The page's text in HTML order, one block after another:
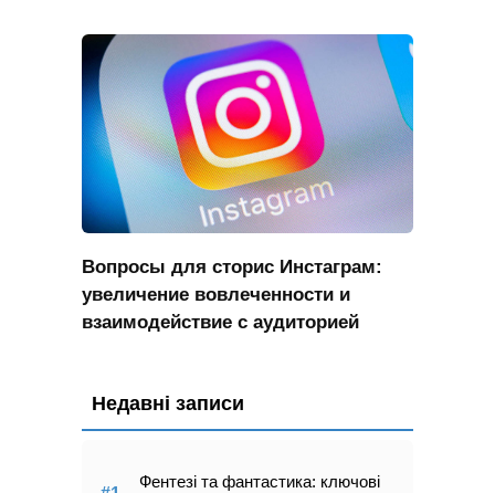
Вопросы для сторис Инстаграм:
увеличение вовлеченности и
взаимодействие с аудиторией
Недавні записи
Фентезі та фантастика: ключові